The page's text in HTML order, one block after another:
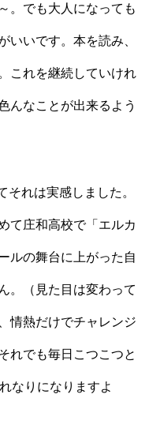
。でも大人になっても
いいです。本を読み、
これを継続していけれ
んなことが出来るよう
れは実感しました。
て庄和高校で「エルカ
ルの舞台に上がった自
。（見た目は変わって
情熱だけでチャレンジ
れでも毎日こつこつと
なりになりますよ